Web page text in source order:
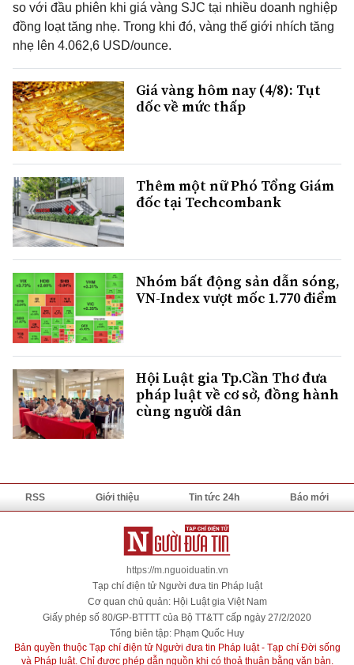
so với đầu phiên khi giá vàng SJC tại nhiều doanh nghiệp
đồng loạt tăng nhẹ. Trong khi đó, vàng thế giới nhích tăng
nhẹ lên 4.062,6 USD/ounce.
Giá vàng hôm nay (4/8): Tụt
dốc về mức thấp
Thêm một nữ Phó Tổng Giám
đốc tại Techcombank
Nhóm bất động sản dẫn sóng,
VN-Index vượt mốc 1.770 điểm
Hội Luật gia Tp.Cần Thơ đưa
pháp luật về cơ sở, đồng hành
cùng người dân
RSS Giới thiệu Tin tức 24h Báo mới
https://m.nguoiduatin.vn
Tạp chí điện tử Người đưa tin Pháp luật
Cơ quan chủ quản: Hội Luật gia Việt Nam
Giấy phép số 80/GP-BTTTT của Bộ TT&TT cấp ngày 27/2/2020
Tổng biên tập: Phạm Quốc Huy
Bản quyền thuộc Tạp chí điện tử Người đưa tin Pháp luật - Tạp chí Đời sống
và Pháp luật. Chỉ được phép dẫn nguồn khi có thoả thuận bằng văn bản.